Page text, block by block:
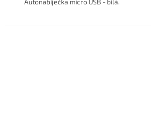
Autonabíječka micro USB - bílá.